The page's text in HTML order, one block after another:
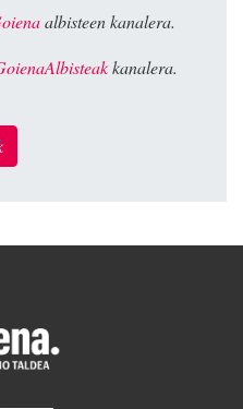
albisteen kanalera.
kanalera.